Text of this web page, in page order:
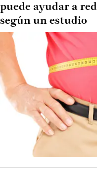
puede ayudar a
según un estudio